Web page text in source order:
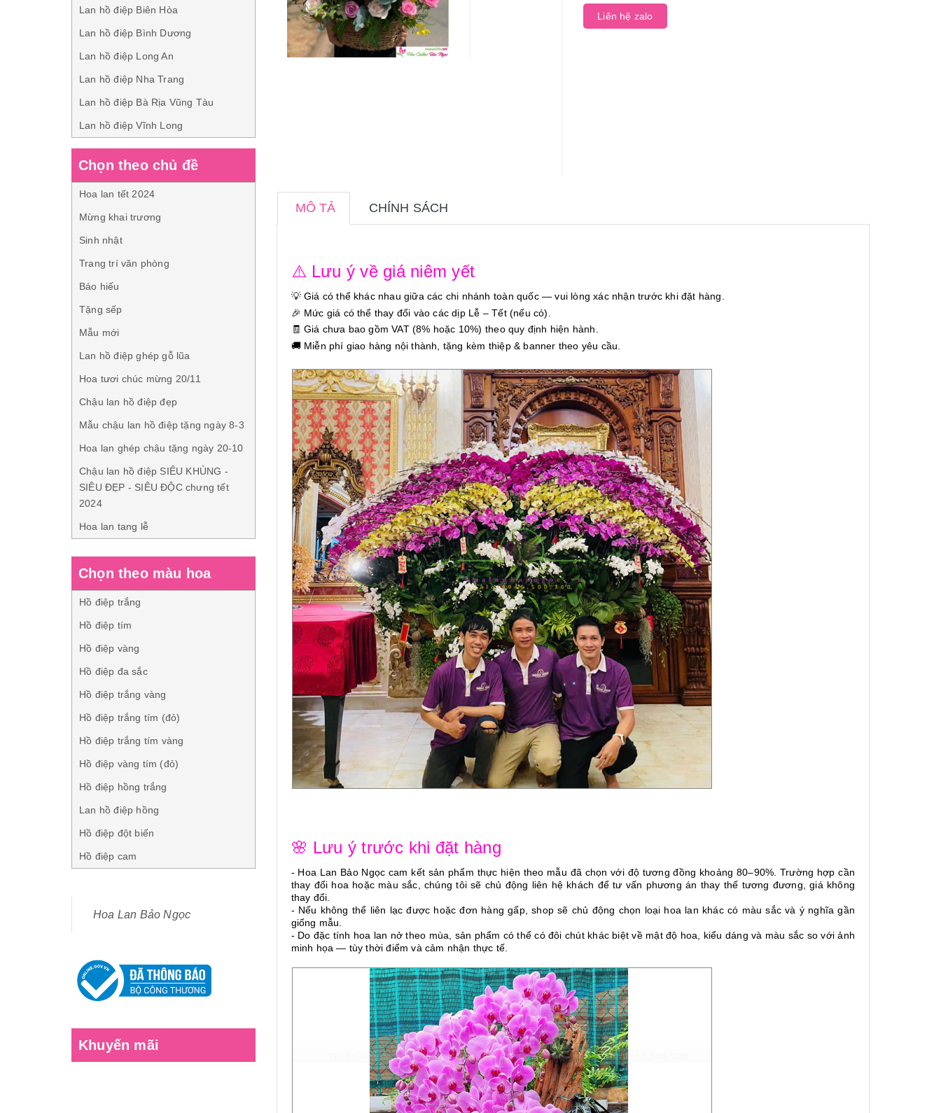
Liên hệ zalo
MÔ TẢ CHÍNH SÁCH
⚠️ Lưu ý về giá niêm yết
💡 Giá có thể khác nhau giữa các chi nhánh toàn quốc — vui lòng xác nhận trước khi đặt hàng.
🎉 Mức giá có thể thay đổi vào các dịp Lễ – Tết (nếu có).
🧾 Giá chưa bao gồm VAT (8% hoặc 10%) theo quy định hiện hành.
🚚 Miễn phí giao hàng nội thành, tặng kèm thiệp & banner theo yêu cầu.
🌸 Lưu ý trước khi đặt hàng
- Hoa Lan Bảo Ngọc cam kết sản phẩm thực hiện theo mẫu đã chọn với độ tương đồng khoảng 80–90%. Trường hợp cần
thay đổi hoa hoặc màu sắc, chúng tôi sẽ chủ động liên hệ khách để tư vấn phương án thay thế tương đương, giá không
thay đổi.
- Nếu không thể liên lạc được hoặc đơn hàng gấp, shop sẽ chủ động chọn loại hoa lan khác có màu sắc và ý nghĩa gần
giống mẫu.
- Do đặc tính hoa lan nở theo mùa, sản phẩm có thể có đôi chút khác biệt về mật độ hoa, kiểu dáng và màu sắc so với ảnh
minh họa — tùy thời điểm và cảm nhận thực tế.
Lan hồ điệp Biên Hòa
Lan hồ điệp Bình Dương
Lan hồ điệp Long An
Lan hồ điệp Nha Trang
Lan hồ điệp Bà Rịa Vũng Tàu
Lan hồ điệp Vĩnh Long
Chọn theo chủ đề
Hoa lan tết 2024
Mừng khai trương
Sinh nhật
Trang trí văn phòng
Báo hiếu
Tặng sếp
Mẫu mới
Lan hồ điệp ghép gỗ lũa
Hoa tươi chúc mừng 20/11
Chậu lan hồ điệp đẹp
Mẫu chậu lan hồ điệp tặng ngày 8-3
Hoa lan ghép chậu tặng ngày 20-10
Chậu lan hồ điệp SIÊU KHỦNG -
SIÊU ĐẸP - SIÊU ĐỘC chưng tết
2024
Hoa lan tang lễ
Chọn theo màu hoa
Hồ điệp trắng
Hồ điệp tím
Hồ điệp vàng
Hồ điệp đa sắc
Hồ điệp trắng vàng
Hồ điệp trắng tím (đỏ)
Hồ điệp trắng tím vàng
Hồ điệp vàng tím (đỏ)
Hồ điệp hồng trắng
Lan hồ điệp hồng
Hồ điệp đột biến
Hồ điệp cam
Hoa Lan Bảo Ngọc
Khuyến mãi